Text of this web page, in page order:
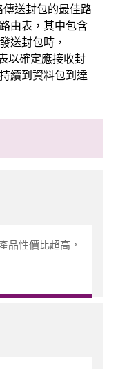
送封包的最佳路
由表，其中包含
送封包時，
以確定應接收封
續到資料包到達
品性價比超高，